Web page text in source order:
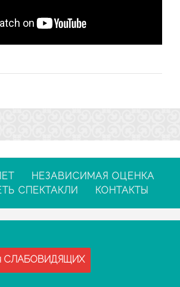
НЕЗАВИСИМАЯ ОЦЕНКА
СПЕКТАКЛИ
КОНТАКТЫ
СЛАБОВИДЯЩИХ